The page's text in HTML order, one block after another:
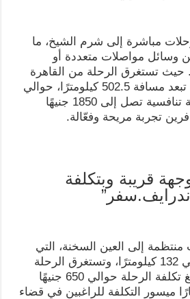
مباشرة إلى شرم الشيخ، ما
وسائل مواصلات متعددة أو
حيث تستغرق الرحلة من القاهرة
إلى شرم الشيخ، التي تبعد مسافة 502.5 كيلومترًا، حوالي
5 إلى 6 ساعات بتكلفة تنافسية تصل إلى 1850 جنيهًا
تجربة مريحة وفعّالة.
قريبة وبتكلفة
منتظمة إلى العين السخنة، التي
تبعد عن القاهرة حوالي 132 كيلومترًا، وتستغرق الرحلة
ساعة و43 دقيقة. وتبلغ تكلفة الرحلة حوالي 650 جنيهًا
ميسور التكلفة للراغبين في قضاء